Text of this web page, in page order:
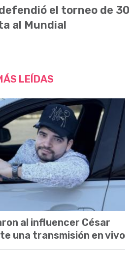
el torneo de 30
al Mundial
LEÍDAS
al influencer César
una transmisión en vivo